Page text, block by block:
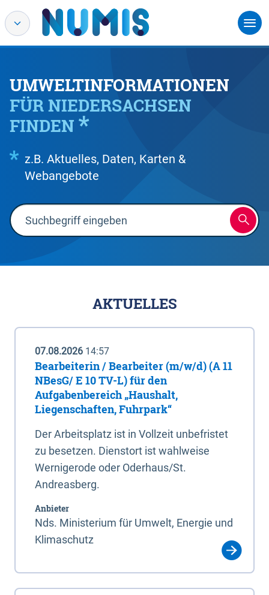
UMWELTINFORMATIONEN
FÜR NIEDERSACHSEN
FINDEN
z.B. Aktuelles, Daten, Karten &
Webangebote
AKTUELLES
07.08.2026 14:57
Bearbeiterin / Bearbeiter (m/w/d) (A 11
NBesG/ E 10 TV-L) für den
Aufgabenbereich „Haushalt,
Liegenschaften, Fuhrpark“
Der Arbeitsplatz ist in Vollzeit unbefristet
zu besetzen. Dienstort ist wahlweise
Wernigerode oder Oderhaus/St.
Andreasberg.
Anbieter
Nds. Ministerium für Umwelt, Energie und
Klimaschutz